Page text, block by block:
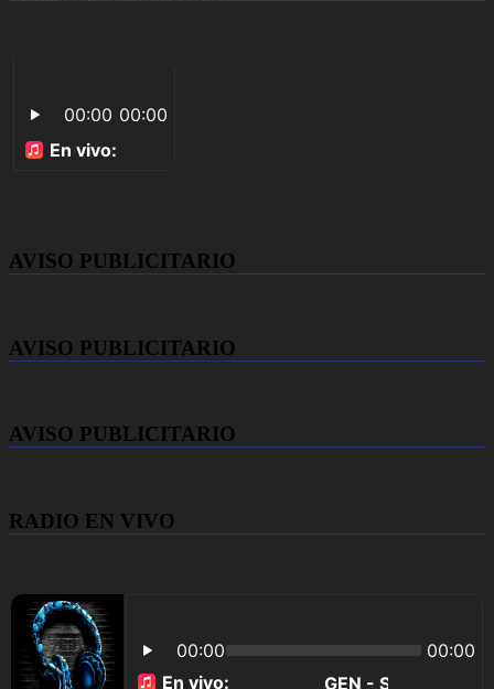
AVISO PUBLICITARIO
AVISO PUBLICITARIO
AVISO PUBLICITARIO
RADIO EN VIVO